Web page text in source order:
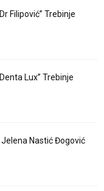
Filipović” Trebinje
Lux” Trebinje
Nastić Đogović